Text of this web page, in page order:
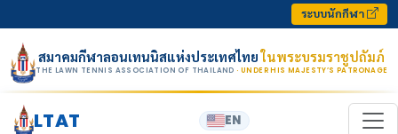
ระบบนักกีฬา
สมาคมกีฬาลอนเทนนิสแห่งประเทศไทยในพระบรมราชูปถัมภ์
THE LAWN TENNIS ASSOCIATION OF THAILAND · UNDER HIS MAJESTY’S PATRONAGE
LTAT EN